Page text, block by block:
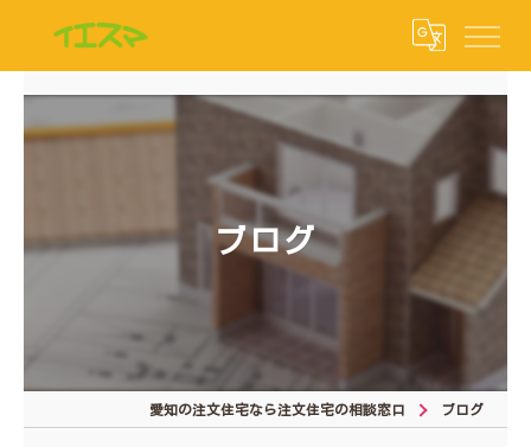
ブログ
愛知の注文住宅なら注文住宅の相談窓口 ブログ